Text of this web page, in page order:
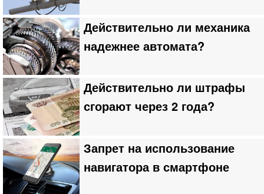
Действительно ли механика
надежнее автомата?
Действительно ли штрафы
сгорают через 2 года?
Запрет на использование
навигатора в смартфоне